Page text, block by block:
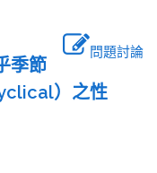
問題討論
季節
）之性